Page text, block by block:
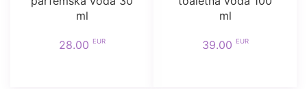
ml
28.00 EUR
ml
39.00 EUR